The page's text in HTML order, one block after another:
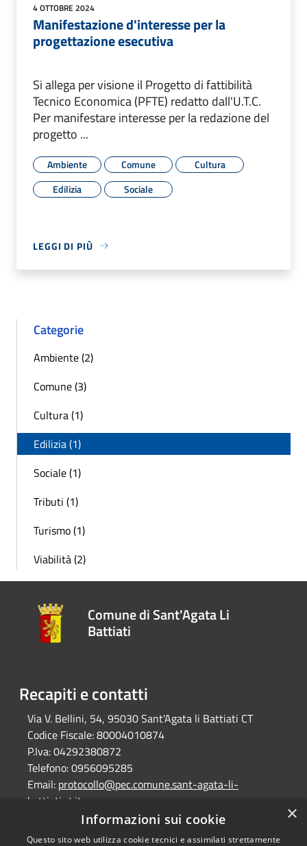
4 OTTOBRE 2024
Manifestazione d'interesse per la
progettazione esecutiva
Si allega per visione il Progetto di fattibilità
Tecnico Economica (PFTE) redatto dall'U.T.C.
Per manifestare interesse per la redazione del
progetto ...
Ambiente Comune
Cultura
Edilizia
Sociale
LEGGI DI PIÙ
Categorie
Ambiente (2)
Comune (3)
Cultura (1)
Edilizia (1)
Sociale (1)
Tributi (1)
Turismo (1)
Viabilità (2)
Comune di Sant'Agata Li
Battiati
Recapiti e contatti
Via V. Bellini, 54, 95030 Sant'Agata li Battiati CT
Codice Fiscale:80004010874
P.Iva:04292380872
Telefono:0956095285
Email: protocollo@pec.comune.sant-agata-li-
battiati.ct.it
protocollo@pec.comune.sant-agata-li-
battiati.ct.it
×
Informazioni sui cookie
Questo sito web utilizza cookie tecnici e assimilati strettamente